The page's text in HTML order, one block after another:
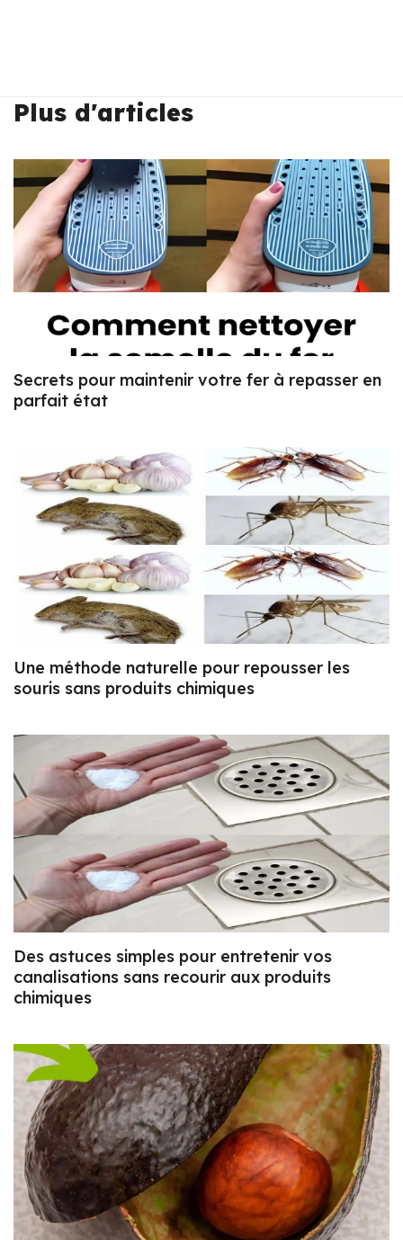
Plus d'articles
Secrets pour maintenir votre fer à repasser en
parfait état
Une méthode naturelle pour repousser les
souris sans produits chimiques
Des astuces simples pour entretenir vos
canalisations sans recourir aux produits
chimiques